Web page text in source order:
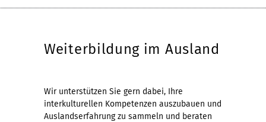
Weiterbildung im Ausland
Wir unterstützen Sie gern dabei, Ihre
interkulturellen Kompetenzen auszubauen und
Auslandserfahrung zu sammeln und beraten